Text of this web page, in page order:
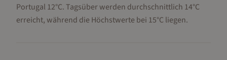
Portugal 12°C. Tagsüber werden durchschnittlich 14°C
erreicht, während die Höchstwerte bei 15°C liegen.